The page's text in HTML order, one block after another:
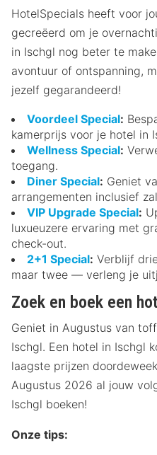
HotelSpecials heeft voor
gecreëerd om je
in Ischgl nog beter te
avontuur of ontspanning,
jezelf gegarandeerd!
Voordeel Special:
kamerprijs voor je hotel in
Wellness Special:
toegang.
Diner Special: Geniet
arrangementen inclusief
VIP Upgrade Special:
luxueuzere ervaring met
check-out.
2+1 Special: Verblijf
maar twee — verleng je
Zoek en boek een
Geniet in Augustus van
Ischgl. Een hotel in Ischgl
laagste prijzen
Augustus 2026 al jouw
Ischgl boeken!
Onze tips: